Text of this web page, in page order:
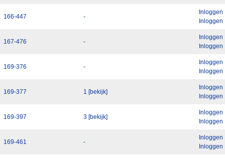
166-447 -
Inloggen
Inloggen
167-476 -
Inloggen
Inloggen
169-376 -
Inloggen
Inloggen
169-377 1 [bekijk]
Inloggen
Inloggen
169-397 3 [bekijk]
Inloggen
Inloggen
169-461 -
Inloggen
Inloggen